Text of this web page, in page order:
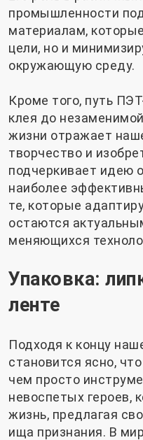
промышленности
материалам,
цели, но и
окружающую среду.
Кроме того, путь
клея до
жизни отражает
творчество и
подчеркивает идею
наиболее
те, которые
остаются
меняющихся
Упаковка:
ленте
Подходя к концу
становится ясно,
чем просто
невоспетых героев,
жизнь, предлагая
ища признания. В